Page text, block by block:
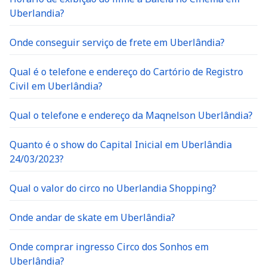
Uberlandia?
Onde conseguir serviço de frete em Uberlândia?
Qual é o telefone e endereço do Cartório de Registro
Civil em Uberlândia?
Qual o telefone e endereço da Maqnelson Uberlândia?
Quanto é o show do Capital Inicial em Uberlândia
24/03/2023?
Qual o valor do circo no Uberlandia Shopping?
Onde andar de skate em Uberlândia?
Onde comprar ingresso Circo dos Sonhos em
Uberlândia?